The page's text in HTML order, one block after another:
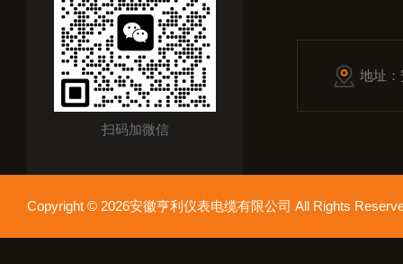
扫码加微信
地址
Copyright © 2026安徽亨利仪表电缆有限公司 All Rights